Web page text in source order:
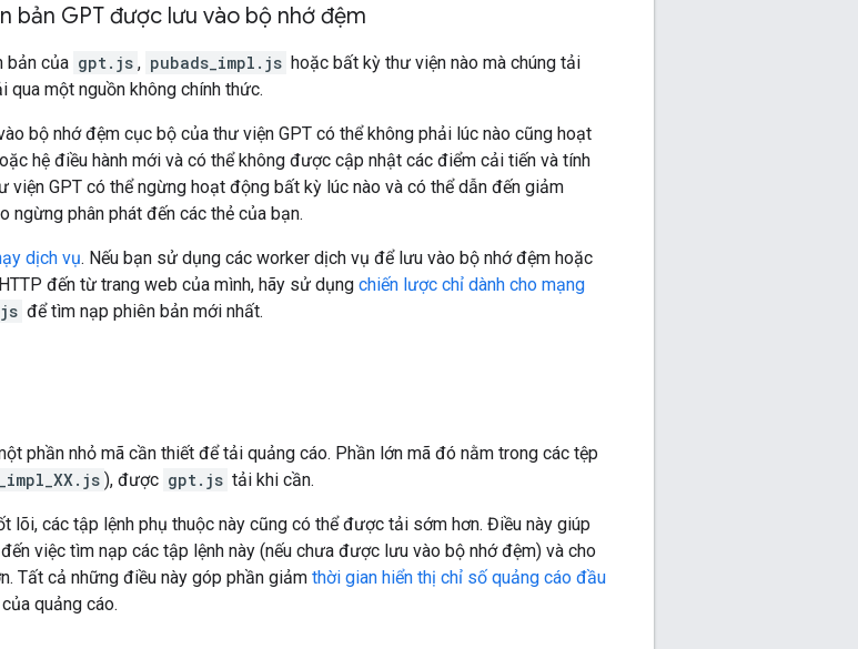
bản GPT được lưu vào bộ nhớ đệm
bản của gpt.js , pubads_impl.js hoặc bất kỳ thư viện nào mà chúng tải
qua một nguồn không chính thức.
bộ nhớ đệm cục bộ của thư viện GPT có thể không phải lúc nào cũng hoạt
hệ điều hành mới và có thể không được cập nhật các điểm cải tiến và tính
viện GPT có thể ngừng hoạt động bất kỳ lúc nào và có thể dẫn đến giảm
ngừng phân phát đến các thẻ của bạn.
dịch vụ. Nếu bạn sử dụng các worker dịch vụ để lưu vào bộ nhớ đệm hoặc
đến từ trang web của mình, hãy sử dụng chiến lược chỉ dành cho mạng
để tìm nạp phiên bản mới nhất.
phần nhỏ mã cần thiết để tải quảng cáo. Phần lớn mã đó nằm trong các tệp
), được gpt.js tải khi cần.
lõi, các tập lệnh phụ thuộc này cũng có thể được tải sớm hơn. Điều này giúp
việc tìm nạp các tập lệnh này (nếu chưa được lưu vào bộ nhớ đệm) và cho
Tất cả những điều này góp phần giảm thời gian hiển thị chỉ số quảng cáo đầu
quảng cáo.